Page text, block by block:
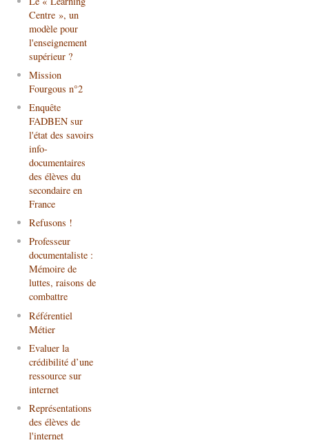
Centre », un
modèle pour
l'enseignement
supérieur ?
Mission
Fourgous n°2
Enquête
FADBEN sur
l'état des savoirs
info-
documentaires
des élèves du
secondaire en
France
Refusons !
Professeur
documentaliste :
Mémoire de
luttes, raisons de
combattre
Référentiel
Métier
Evaluer la
crédibilité d’une
ressource sur
internet
Représentations
des élèves de
l'internet